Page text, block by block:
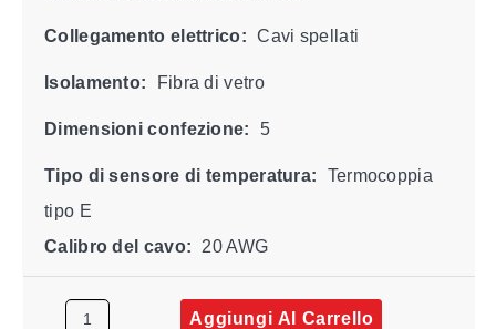
Collegamento elettrico: Cavi spellati
Isolamento: Fibra di vetro
Dimensioni confezione: 5
Tipo di sensore di temperatura:
Termocoppia
tipo E
Calibro del cavo:
20 AWG
Aggiungi Al Carrello